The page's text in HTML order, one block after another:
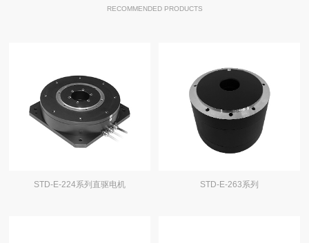
RECOMMENDED PRODUCTS
STD-E-224系列直驱电机 STD-E-263系列